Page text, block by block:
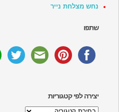
נחש מצלחת נייר
שתפו
יצירה לפי קטגוריות